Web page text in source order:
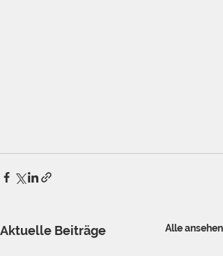
Aktuelle Beiträge Alle ansehen